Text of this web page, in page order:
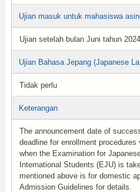
Ujian masuk untuk mahasiswa
Ujian setelah bulan Juni tahun 2024
Ujian Bahasa Jepang (Japanese
Tidak perlu
Keterangan
The announcement date of
deadline for enrollment
when the Examination for
International Students (EJU) is
mentioned above is for domestic
Admission Guidelines for details.